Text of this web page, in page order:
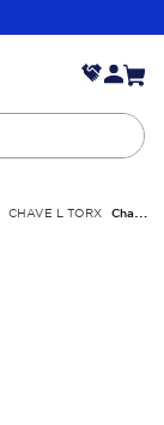
CHAVE L TORX Chave